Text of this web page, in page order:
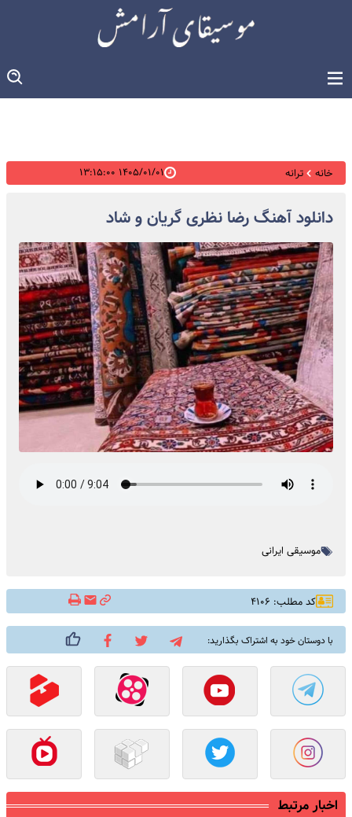
خانه ترانه ۱۴۰۵/۰۱/۰۱ ۱۳:۱۵:۰۰
دانلود آهنگ رضا نظری گریان و شاد
موسیقی ایرانی
کد مطلب: ۴۱۰۶
با دوستان خود به اشتراک بگذارید:
اخبار مرتبط